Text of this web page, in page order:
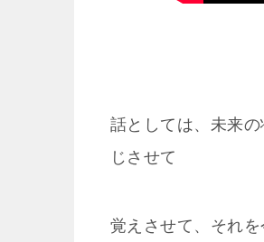
話としては、未来
じさせて
覚えさせて、それを